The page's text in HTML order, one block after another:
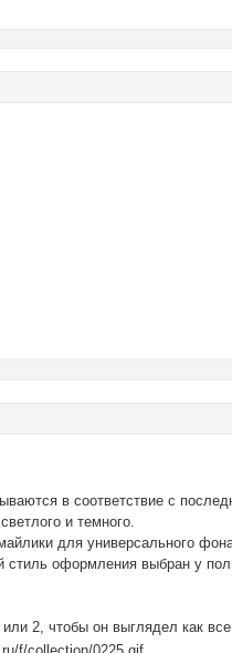
в соответствие с
и темного.
для универсального
стиль оформления выбран у
2, чтобы он выглядел как